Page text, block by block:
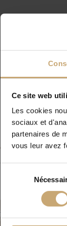
Ce site web
Les cookies
sociaux et
partenaires de
vous leur avez
consentement